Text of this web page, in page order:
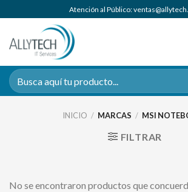
contenido
Atención al Público:
Buscar
por:
INICIO / MARCAS / MSI
FILTRAR
No se encontraron productos que